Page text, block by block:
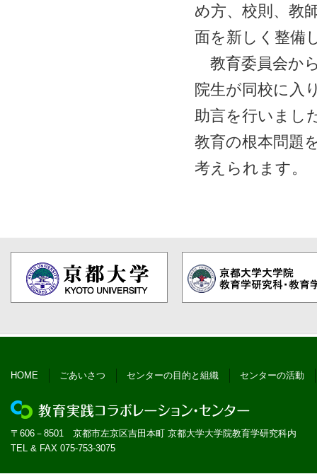
め方、校則、教
面を新しく整備
教育委員会か
院生が同校に入
助言を行いまし
教育の根本問題
考えられます。
HOME ごあいさつ センターの目的と組織 センターの活動
〒606－8501 京都市左京区吉田本町 京都大学大学院教育学研究科内
TEL & FAX 075-753-3075